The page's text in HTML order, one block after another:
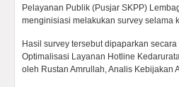
Pelayanan Publik (Pusjar SKPP)
menginisiasi melakukan survey selama
Hasil survey tersebut dipaparkan
Optimalisasi Layanan Hotline
oleh Rustan Amrullah, Analis Kebijakan